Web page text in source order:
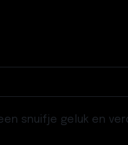
snuifje geluk en